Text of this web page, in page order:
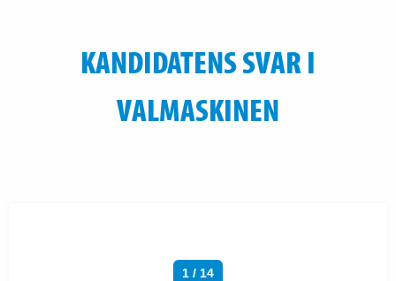
KANDIDATENS SVAR I
VALMASKINEN
1 / 14